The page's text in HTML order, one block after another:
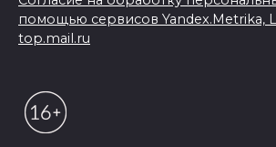
помощью сервисов Yandex.Metrika,
top.mail.ru